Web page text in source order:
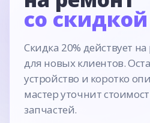
со
Скидка 20% действует
для новых клиентов.
устройство и коротко
мастер уточнит
запчастей.